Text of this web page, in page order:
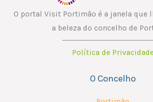
O portal Visit Portimão é a janela que
a beleza do concelho de
Política de
O Concelho